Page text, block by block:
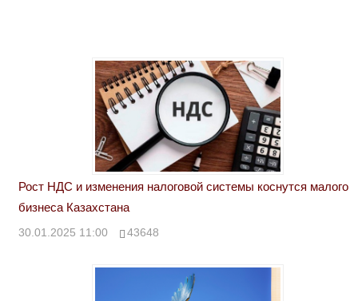
Рост НДС и изменения налоговой системы коснутся малого
бизнеса Казахстана
30.01.2025 11:00 43648